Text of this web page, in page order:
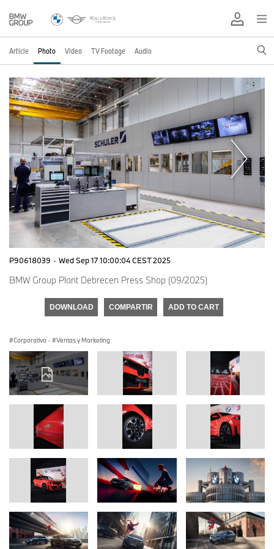
Article Photo Video TV Footage Audio
P90618039 · Wed Sep 17 10:00:04 CEST 2025
BMW Group Plant Debrecen Press Shop (09/2025)
DOWNLOAD COMPARTIR ADD TO CART
Corporativo · Ventas y Marketing